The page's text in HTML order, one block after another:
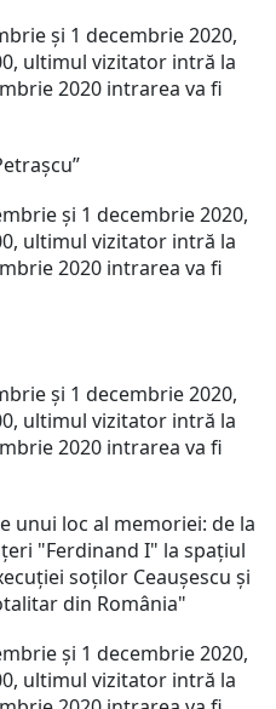
și 1 decembrie 2020,
ultimul vizitator intră la
2020 intrarea va fi
și 1 decembrie 2020,
ultimul vizitator intră la
2020 intrarea va fi
și 1 decembrie 2020,
ultimul vizitator intră la
2020 intrarea va fi
unui loc al memoriei: de la
"Ferdinand I" la spaţiul
soţilor Ceauşescu şi
din România"
și 1 decembrie 2020,
ultimul vizitator intră la